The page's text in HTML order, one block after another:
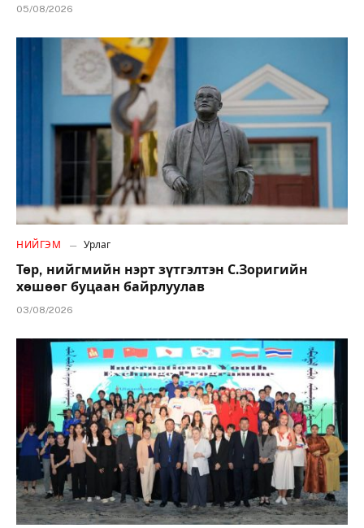
05/08/2026
НИЙГЭМ Урлаг
Төр, нийгмийн нэрт зүтгэлтэн С.Зоригийн
хөшөөг буцаан байрлуулав
03/08/2026